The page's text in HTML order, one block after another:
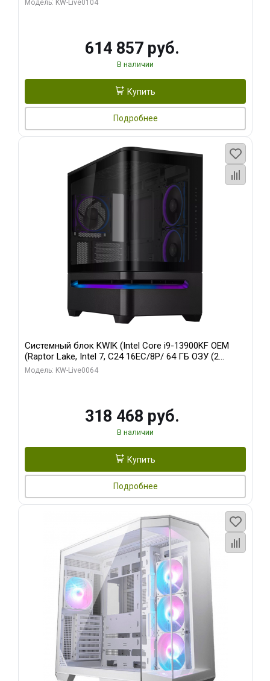
Модель: KW-Live0104
614 857 руб.
В наличии
Купить
Подробнее
Системный блок KWIK (Intel Core i9-13900KF OEM
(Raptor Lake, Intel 7, C24 16EC/8P/ 64 ГБ ОЗУ (2
модуля)/ ASUS RTX5080 PROART OC 16GB GDDR7
Модель: KW-Live0064
318 468 руб.
В наличии
Купить
Подробнее